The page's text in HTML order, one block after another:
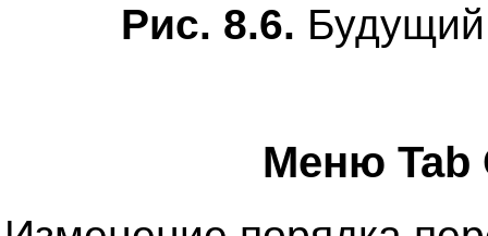
Рис. 8.6. Будущий
Меню Tab